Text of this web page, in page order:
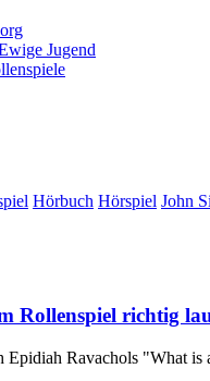
Jugend
Hörbuch Hörspiel John
Rollenspiel richtig
Epidiah Ravachols "What